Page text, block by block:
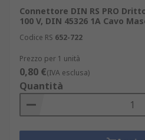
Tipi di connettori DIN
Nel catalogo RS online trovi
connettori DIN, tra cui:
connettore autoradio 2 din,
maschio, connettore din 7 poli
altri.
Connettore DIN RS PRO
100 V, DIN 45326 1A Cavo
Codice RS 652-722
Prezzo per 1 unità
0,80 €(IVA esclusa)
Quantità